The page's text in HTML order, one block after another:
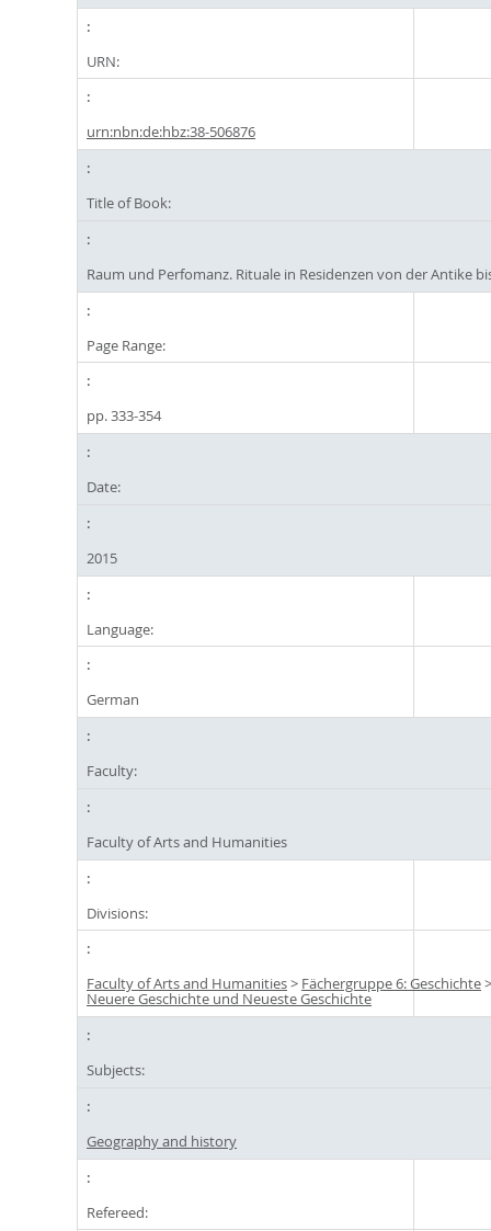
URN:
urn:nbn:de:hbz:38-506876
Title of Book:
Raum und Perfomanz. Rituale in Residenzen von der Antike
Page Range:
pp. 333-354
Date:
2015
Language:
German
Faculty:
Faculty of Arts and Humanities
Divisions:
Faculty of Arts and Humanities> Fächergruppe 6: Geschichte
Neuere Geschichte und Neueste Geschichte
Subjects:
Geography and history
Refereed: